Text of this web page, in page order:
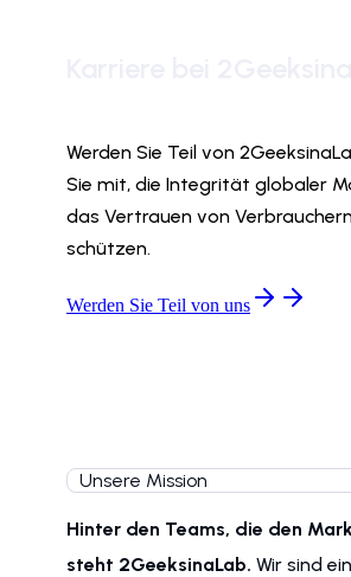
Werden Sie Teil von
Sie mit, die Integrität globaler
das Vertrauen von
schützen.
Werden Sie Teil von uns
Unsere Mission
Hinter den Teams, die den
steht 2GeeksinaLab. Wir sind ein